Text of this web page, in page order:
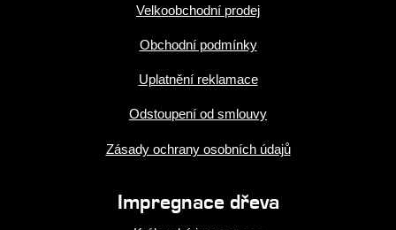
Velkoobchodní prodej
Obchodní podmínky
Uplatnění reklamace
Odstoupení od smlouvy
Zásady ochrany osobních údajů
Impregnace dřeva